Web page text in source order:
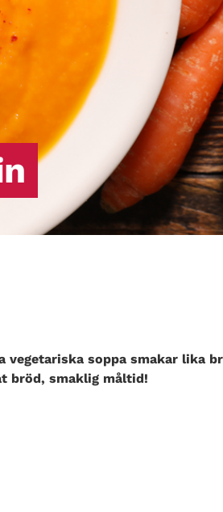
produceras
insulinresistens).
vegetariska soppa smakar lika
bröd, smaklig måltid!